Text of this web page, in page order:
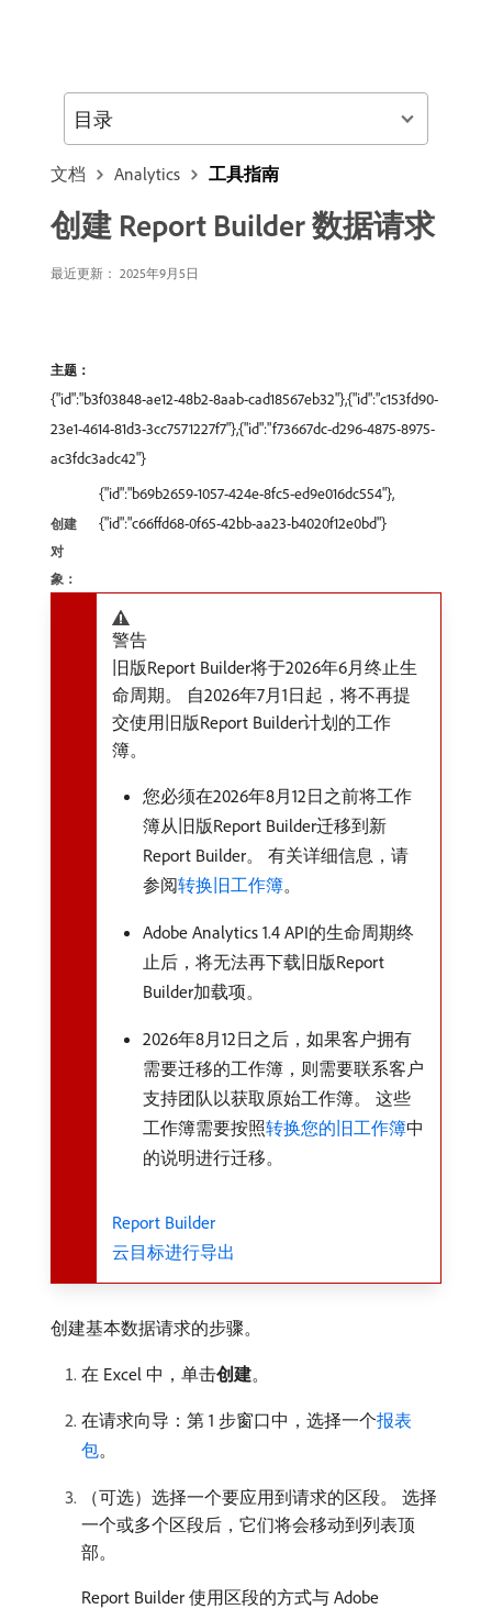
文档 Analytics 工具指南
创建 Report Builder 数据请求
最近更新： 2025年9月5日
主题：
{"id":"b3f03848-ae12-48b2-8aab-cad18567eb32"},{"id":"c153fd90-
23e1-4614-81d3-3cc7571227f7"},{"id":"f73667dc-d296-4875-8975-
ac3fdc3adc42"}
创建
对
象：
{"id":"b69b2659-1057-424e-8fc5-ed9e016dc554"},
{"id":"c66ffd68-0f65-42bb-aa23-b4020f12e0bd"}
警告
旧版Report Builder将于2026年6月终止生
命周期。 自2026年7月1日起，将不再提
交使用旧版Report Builder计划的工作
簿。
您必须在2026年8月12日之前将工作
簿从旧版Report Builder迁移到新
Report Builder。 有关详细信息，请
参阅转换旧工作簿。
Adobe Analytics 1.4 API的生命周期终
止后，将无法再下载旧版Report
Builder加载项。
2026年8月12日之后，如果客户拥有
需要迁移的工作簿，则需要联系客户
支持团队以获取原始工作簿。 这些
工作簿需要按照转换您的旧工作簿中
的说明进行迁移。
Report Builder
云目标进行导出
创建基本数据请求的步骤。
在 Excel 中，单击​创建。
在请求向导：第 1 步窗口中，选择一个报表
包。
（可选）选择一个要应用到请求的区段。 选择
一个或多个区段后，它们将会移动到列表顶
部。
Report Builder 使用区段的方式与 Adobe
目录